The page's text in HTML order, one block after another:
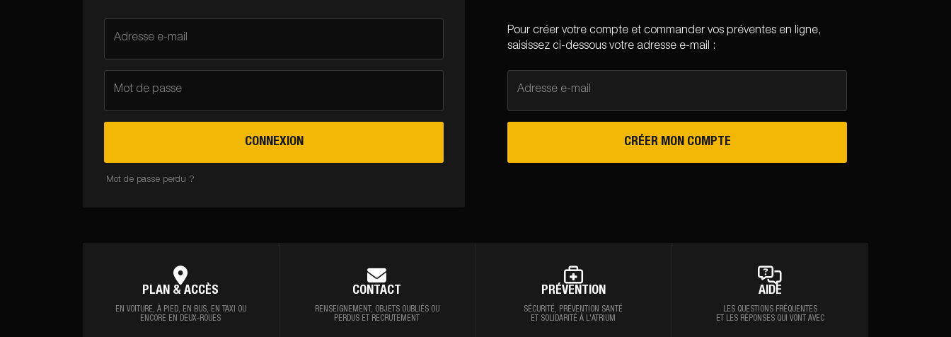
Adresse e-mail
Mot de passe
CONNEXION
Mot de passe perdu ?
Pour créer votre compte et commander vos préventes en ligne,
saisissez ci-dessous votre adresse e-mail :
Adresse e-mail
CRÉER MON COMPTE
PLAN & ACCÈS
EN VOITURE, À PIED, EN BUS, EN TAXI OU
ENCORE EN DEUX-ROUES
CONTACT
RENSEIGNEMENT, OBJETS OUBLIÉS OU
PERDUS ET RECRUTEMENT
PRÉVENTION
SÉCURITÉ, PRÉVENTION SANTÉ
ET SOLIDARITÉ À L'ATRIUM
AIDE
LES QUESTIONS FRÉQUENTES
ET LES RÉPONSES QUI VONT AVEC